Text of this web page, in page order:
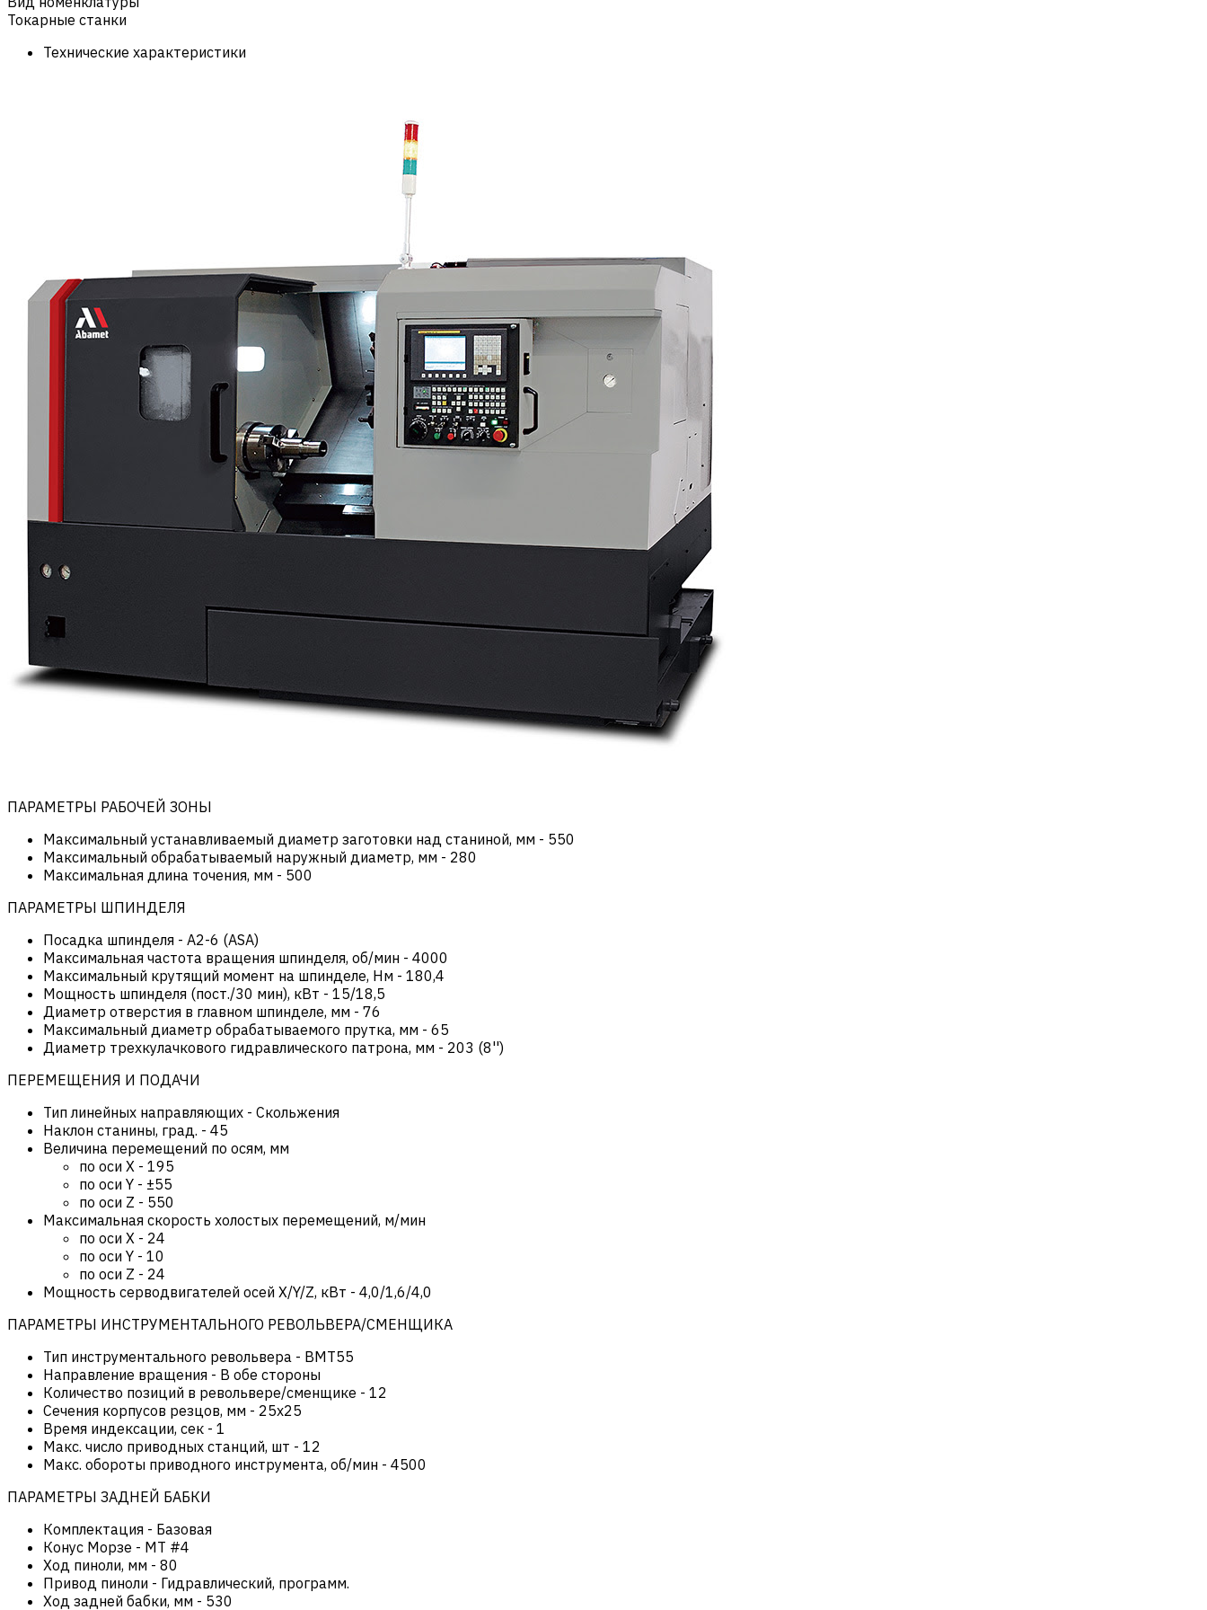
Токарные станки
Технические характеристики
ПАРАМЕТРЫ РАБОЧЕЙ ЗОНЫ
Максимальный устанавливаемый диаметр заготовки над станиной, мм - 550
Максимальный обрабатываемый наружный диаметр, мм - 280
Максимальная длина точения, мм - 500
ПАРАМЕТРЫ ШПИНДЕЛЯ
Посадка шпинделя - А2-6 (ASA)
Максимальная частота вращения шпинделя, об/мин - 4000
Максимальный крутящий момент на шпинделе, Нм - 180,4
Мощность шпинделя (пост./30 мин), кВт - 15/18,5
Диаметр отверстия в главном шпинделе, мм - 76
Максимальный диаметр обрабатываемого прутка, мм - 65
Диаметр трехкулачкового гидравлического патрона, мм - 203 (8'')
ПЕРЕМЕЩЕНИЯ И ПОДАЧИ
Тип линейных направляющих - Скольжения
Наклон станины, град. - 45
Величина перемещений по осям, мм
по оси Х - 195
по оси Y - ±55
по оси Z - 550
Максимальная скорость холостых перемещений, м/мин
по оси Х - 24
по оси Y - 10
по оси Z - 24
Мощность серводвигателей осей X/Y/Z, кВт - 4,0/1,6/4,0
ПАРАМЕТРЫ ИНСТРУМЕНТАЛЬНОГО РЕВОЛЬВЕРА/СМЕНЩИКА
Тип инструментального револьвера - BMT55
Направление вращения - В обе стороны
Количество позиций в револьвере/сменщике - 12
Сечения корпусов резцов, мм - 25х25
Время индексации, сек - 1
Макс. число приводных станций, шт - 12
Макс. обороты приводного инструмента, об/мин - 4500
ПАРАМЕТРЫ ЗАДНЕЙ БАБКИ
Комплектация - Базовая
Конус Морзе - MT #4
Ход пиноли, мм - 80
Привод пиноли - Гидравлический, программ.
Ход задней бабки, мм - 530